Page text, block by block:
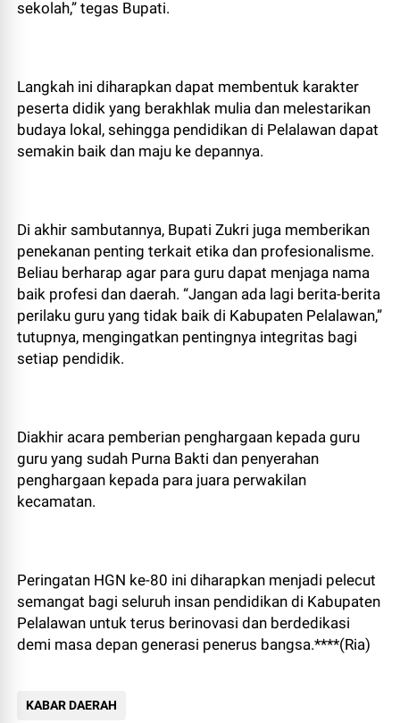
sekolah,” tegas Bupati.
​Langkah ini diharapkan dapat membentuk karakter
peserta didik yang berakhlak mulia dan melestarikan
budaya lokal, sehingga pendidikan di Pelalawan dapat
semakin baik dan maju ke depannya.
​Di akhir sambutannya, Bupati Zukri juga memberikan
penekanan penting terkait etika dan profesionalisme.
Beliau berharap agar para guru dapat menjaga nama
baik profesi dan daerah. “Jangan ada lagi berita-berita
perilaku guru yang tidak baik di Kabupaten Pelalawan,”
tutupnya, mengingatkan pentingnya integritas bagi
setiap pendidik.
Diakhir acara pemberian penghargaan kepada guru
guru yang sudah Purna Bakti dan penyerahan
penghargaan kepada para juara perwakilan
kecamatan.
​Peringatan HGN ke-80 ini diharapkan menjadi pelecut
semangat bagi seluruh insan pendidikan di Kabupaten
Pelalawan untuk terus berinovasi dan berdedikasi
demi masa depan generasi penerus bangsa.****(Ria)
KABAR DAERAH